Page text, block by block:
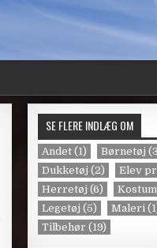
SE FLERE INDLÆG OM
Andet (1) Børnetøj
Dukketøj (2) Elev
Herretøj (6)
Legetøj (5) Maleri
Tilbehør (19)